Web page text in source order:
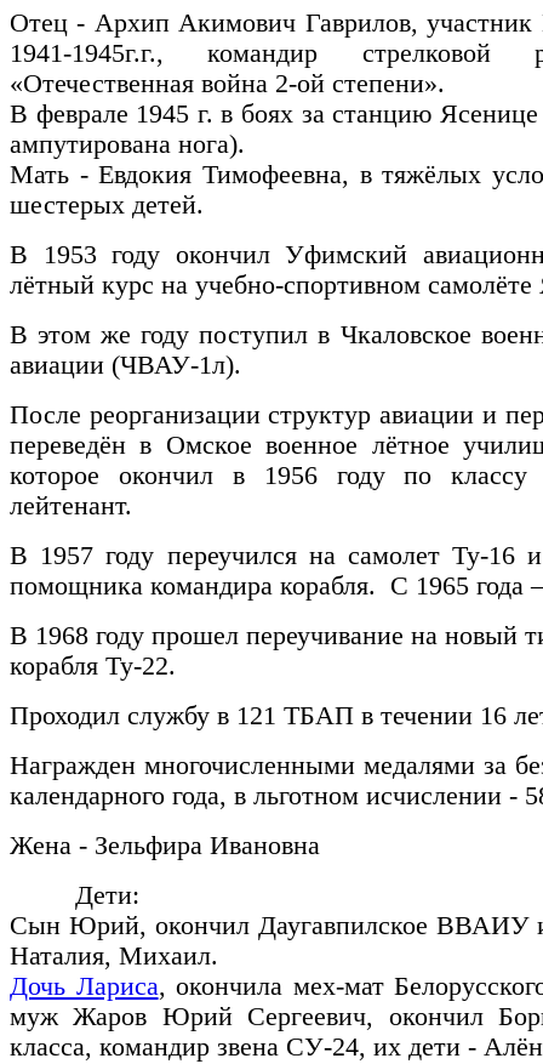
Отец - Архип Акимович Гаврилов,
1941-1945г.г., командир
«Отечественная война 2-ой степени».
В феврале 1945 г. в боях за станцию
ампутирована нога).
Мать - Евдокия Тимофеевна, в тяжёлых
шестерых детей.
В 1953 году окончил Уфимский
лётный курс на учебно-спортивном
В этом же году поступил в Чкаловское
авиации (ЧВАУ-1л).
После реорганизации структур авиации и
переведён в Омское военное лётное
которое окончил в 1956 году по
лейтенант.
В 1957 году переучился на самолет Ту-16
помощника командира корабля. С 1965 года
В 1968 году прошел переучивание на новый
корабля Ту-22.
Проходил службу в 121 ТБАП в течении 16
Награжден многочисленными медалями за
календарного года, в льготном исчислении -
Жена - Зельфира Ивановна
Дети:
Сын Юрий, окончил Даугавпилское ВВАИУ
Наталия, Михаил.
Дочь Лариса, окончила мех-мат
муж Жаров Юрий Сергеевич, окончил
класса, командир звена СУ-24, их дети -